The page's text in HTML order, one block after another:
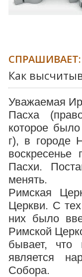
СПРАШИВАЕТ:
Как
Уважаемая
Пасха
которое
г), в городе
Пасхи.
менять.
Римская
Церкви. С
них было
Римской
бывает, что
является
Собора.